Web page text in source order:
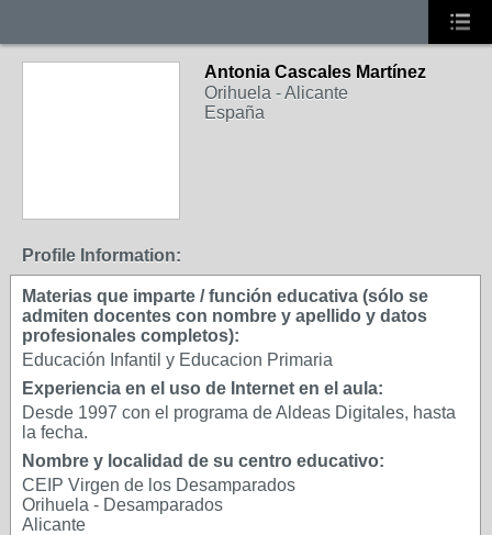
Antonia Cascales Martínez
Orihuela - Alicante
España
Profile Information:
Materias que imparte / función educativa (sólo se
admiten docentes con nombre y apellido y datos
profesionales completos):
Educación Infantil y Educacion Primaria
Experiencia en el uso de Internet en el aula:
Desde 1997 con el programa de Aldeas Digitales, hasta
la fecha.
Nombre y localidad de su centro educativo:
CEIP Virgen de los Desamparados
Orihuela - Desamparados
Alicante